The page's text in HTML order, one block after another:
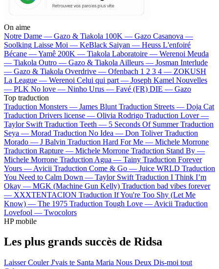
On aime
Notre Dame — Gazo & Tiakola 100K — Gazo Casanova —
Soolking Laisse Moi — KeBlack Saiyan — Heuss L'enfoiré
Bécane —Yamê 200K — Tiakola Laboratoire — Werenoi Meuda
— Tiakola Outro — Gazo & Tiakola Ailleurs — Josman Interlude
— Gazo & Tiakola Overdrive — Ofenbach 1 2 3 4 — ZOKUSH
La League — Werenoi Celui qui part — Joseph Kamel Nouvelles
— PLK No love — Ninho Urus — Favé (FR) DIE — Gazo
Top traduction
Traduction Monsters — James Blunt Traduction Streets — Doja Cat
Traduction Drivers license — Olivia Rodrigo Traduction Lover —
Taylor Swift Traduction Teeth — 5 Seconds Of Summer Traduction
Seya — Morad Traduction No Idea — Don Toliver Traduction
Morado — J Balvin Traduction Hard For Me — Michele Morrone
Traduction Rapture — Michele Morrone Traduction Stand By —
Michele Morrone Traduction Agua — Tainy Traduction Forever
Yours — Avicii Traduction Come & Go — Juice WRLD Traduction
You Need to Calm Down — Taylor Swift Traduction I Think I’m
Okay — MGK (Machine Gun Kelly) Traduction bad vibes forever
— XXXTENTACION Traduction If You're Too Shy (Let Me
Know) — The 1975 Traduction Tough Love — Avicii Traduction
Lovefool — Twocolors
HP mobile
Les plus grands succès de Ridsa
Laisser CoulerJ'vais te Santa Maria Nous Deux Dis-moi tout